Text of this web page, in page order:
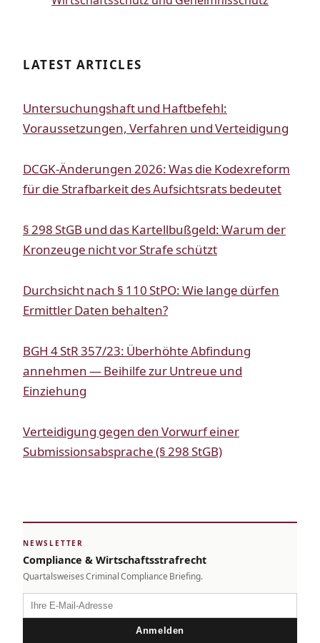
LATEST ARTICLES
Untersuchungshaft und Haftbefehl:
Voraussetzungen, Verfahren und Verteidigung
DCGK-Änderungen 2026: Was die Kodexreform
für die Strafbarkeit des Aufsichtsrats bedeutet
§ 298 StGB und das Kartellbußgeld: Warum der
Kronzeuge nicht vor Strafe schützt
Durchsicht nach § 110 StPO: Wie lange dürfen
Ermittler Daten behalten?
BGH 4 StR 357/23: Überhöhte Abfindung
annehmen — Beihilfe zur Untreue und
Einziehung
Verteidigung gegen den Vorwurf einer
Submissionsabsprache (§ 298 StGB)
NEWSLETTER
Compliance & Wirtschaftsstrafrecht
Quartalsweises Criminal Compliance Briefing.
Anmelden